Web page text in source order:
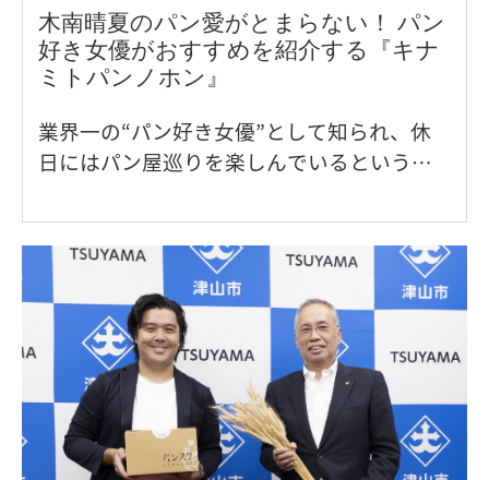
木南晴夏のパン愛がとまらない！ パン
好き女優がおすすめを紹介する『キナ
ミトパンノホン』
業界一の“パン好き女優”として知られ、休
日にはパン屋巡りを楽しんでいるという木
『キナミトパンノホン』は、木南さんのパ
ンへの愛と、パン屋巡りで出会ったおすす
めのパンがたっぷりと収録されています。